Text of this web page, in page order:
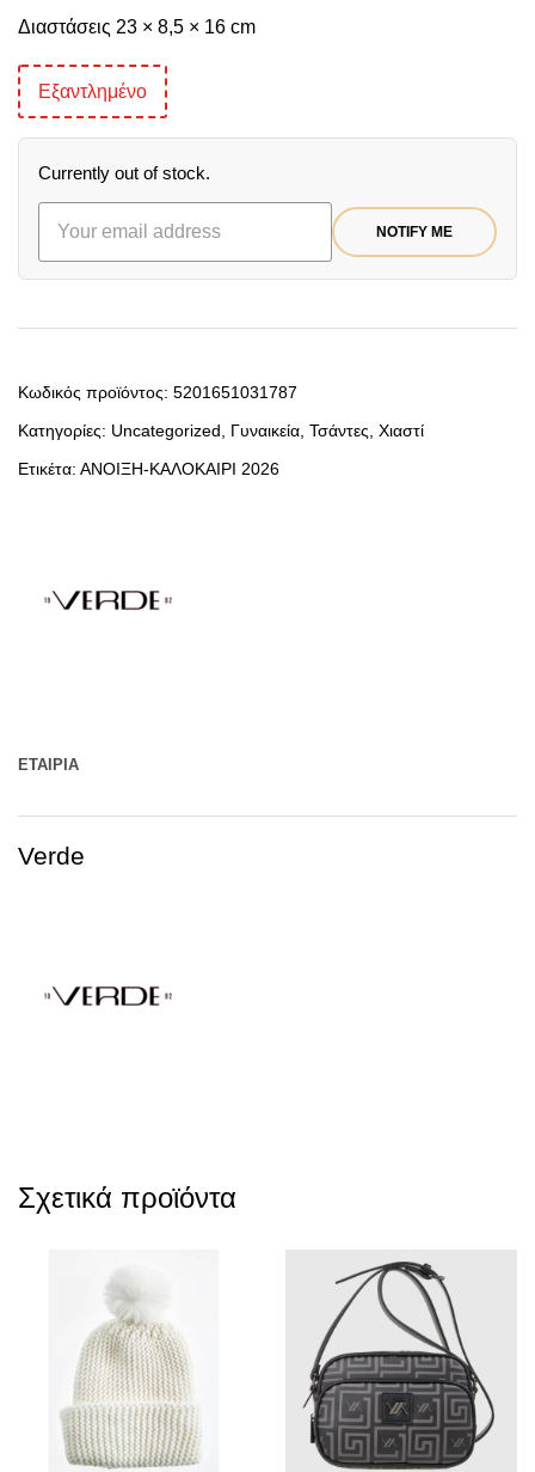
Διαστάσεις 23 × 8,5 × 16 cm
Εξαντλημένο
Currently out of stock.
NOTIFY ME
Κωδικός προϊόντος: 5201651031787
Κατηγορίες: Uncategorized, Γυναικεία, Τσάντες, Χιαστί
Ετικέτα: ΑΝΟΙΞΗ-ΚΑΛΟΚΑΙΡΙ 2026
ΕΤΑΙΡΊΑ
Verde
Σχετικά προϊόντα